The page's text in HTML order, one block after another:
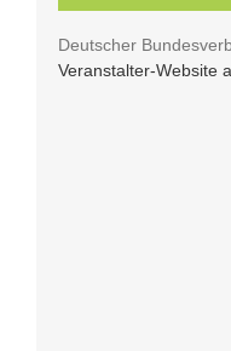
Deutscher
Veranstalter-Website